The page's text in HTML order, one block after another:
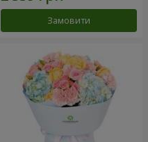
Замовити